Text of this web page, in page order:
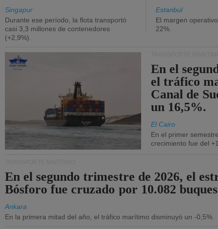
Singapur
Durante ese período, la flota transportó
casi 3,3 millones de contenedores
(+2,9%).
Estanbul
El margen
22%.
En el
el tráfico
Canal de
un 16,5%.
El Cairo
En el primer
crecimiento fue del
En el segundo trimestre de 2026, el
Bósforo fue cruzado por 10.082
Ankara
En la primera mitad del año, el tráfico marítimo disminuyó un -0,5%.